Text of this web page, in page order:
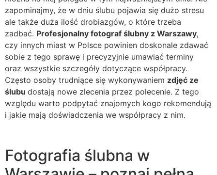
zapominajmy, że w dniu ślubu pojawia się dużo stresu
ale także duża ilość drobiazgów, o które trzeba
zadbać. Profesjonalny fotograf ślubny z Warszawy,
czy innych miast w Polsce powinien doskonale zdawać
sobie z tego sprawę i precyzyjnie umawiać terminy
oraz wszystkie szczegóły dotyczące współpracy.
Często osoby trudniące się wykonywaniem zdjęć ze
ślubu dostają nowe zlecenia przez polecenie. Z tego
względu warto podpytać znajomych kogo rekomendują
i jakie mają doświadczenia we współpracy z nim.
Fotografia ślubna w